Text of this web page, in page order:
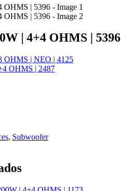
| 4+4 OHMS | 5396
OHMS | NEO | 4125
OHMS | 2487
, Subwoofer